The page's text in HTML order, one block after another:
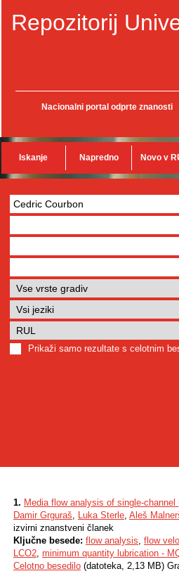
Repozitorij
Nacionalni portal odprte znanosti
Iskanje Napredno Novo v
Prikaži samo rezultate s celotnim
1. Media flow analysis of single-
Damir Grguraš, Luka Sterle, Aleš
izvirni znanstveni članek
Ključne besede: flow analysis, flow
LCO2, minimum quantity lubrication -
Celotno besedilo (datoteka, 2,13 MB)